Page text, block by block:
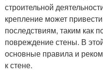
строительной
крепление может
последствиям, таким как
повреждение стены. В
основные правила и
к стене.